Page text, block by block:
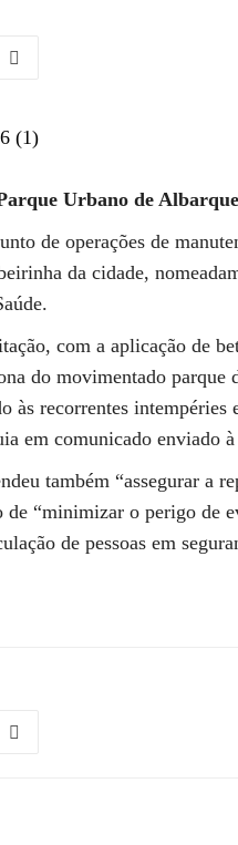
Urbano de
de operações de
da cidade,
com a aplicação de
do movimentado parque
às recorrentes intempéries
em comunicado enviado à
também “assegurar a
“minimizar o perigo de
de pessoas em